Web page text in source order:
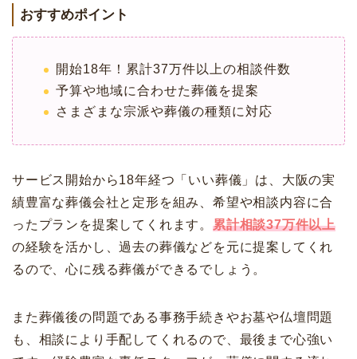
おすすめポイント
開始18年！累計37万件以上の相談件数
予算や地域に合わせた葬儀を提案
さまざまな宗派や葬儀の種類に対応
サービス開始から18年経つ「いい葬儀」は、大阪の実
績豊富な葬儀会社と定形を組み、希望や相談内容に合
ったプランを提案してくれます。 累計相談37万件以上
の経験を活かし、過去の葬儀などを元に提案してくれ
るので、心に残る葬儀ができるでしょう。
また葬儀後の問題である事務手続きやお墓や仏壇問題
も、相談により手配してくれるので、最後まで心強い